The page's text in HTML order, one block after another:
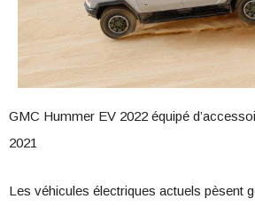
GMC Hummer EV 2022 équipé
2021
Les véhicules électriques actuels pèsent